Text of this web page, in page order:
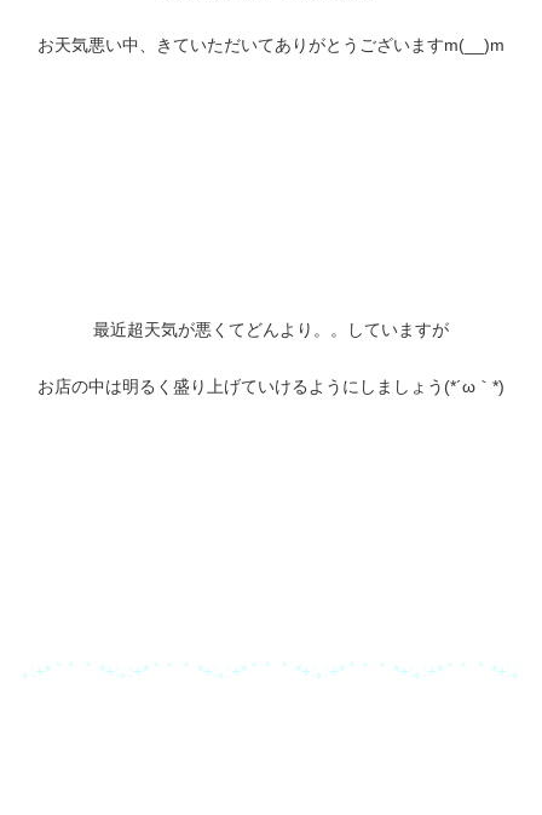
お天気悪い中、きていただいてありがとうございますm(__)m
最近超天気が悪くてどんより。。していますが
お店の中は明るく盛り上げていけるようにしましょう(*´ω｀*)
｡:+* ﾟ ゜ﾟ *+:｡:+* ﾟ ゜ﾟ *+:｡:+* ﾟ ゜ﾟ *+:｡:+* ﾟ ゜ﾟ *+:｡:+* ﾟ ゜ﾟ *+:｡